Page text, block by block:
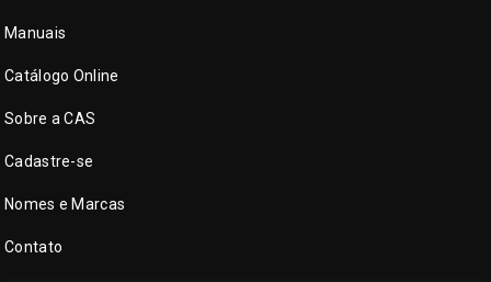
Manuais
Catálogo Online
Sobre a CAS
Cadastre-se
Nomes e Marcas
Contato